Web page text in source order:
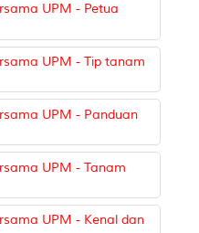
UPM - Petua
UPM - Tip tanam
UPM - Panduan
UPM - Tanam
UPM - Kenal dan